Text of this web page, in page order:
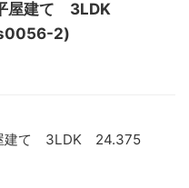
平屋建て 3LDK
2)
屋建て 3LDK 24.375